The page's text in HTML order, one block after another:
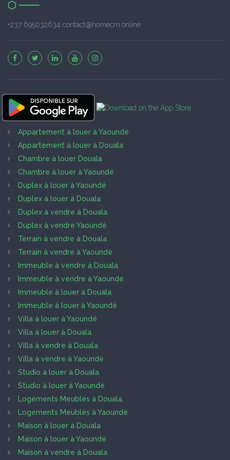
+237 695032634 contact@homecm.online
Appartement à louer à Yaoundé
Appartement à louer à Douala
Chambre à louer Douala
Chambre à louer à Yaoundé
Duplex à louer à Yaoundé
Duplex à louer à Douala
Duplex à vendre à Douala
Duplex à vendre Yaoundé
Terrain à vendre à Douala
Terrain à vendre à Yaoundé
Immeuble à vendre à Douala
Immeuble à vendre à Yaoundé
Immeuble à louer à Douala
Immeuble à louer à Yaoundé
Villa à louer à Yaoundé
Villa à louer à Douala
Villa à vendre à Douala
Villa à vendre à Yaoundé
Studio à louer à Douala
Studio à louer à Yaoundé
Logements Meublés à Douala
Logements Meublés à Yaoundé
Maison à louer à Douala
Maison à louer à Yaoundé
Maison à vendre à Douala